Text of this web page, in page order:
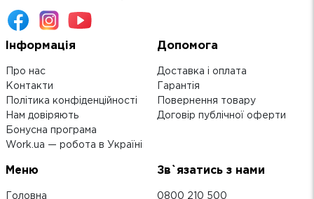
Інформація
Про нас
Контакти
Політика конфіденційності
Нам довіряють
Бонусна програма
Work.ua — робота в Україні
Допомога
Доставка і оплата
Гарантія
Повернення товару
Договір публічної оферти
Меню
Головна
Зв`язатись з нами
0800 210 500